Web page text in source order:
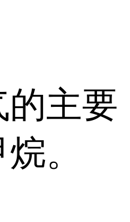
的主要
。